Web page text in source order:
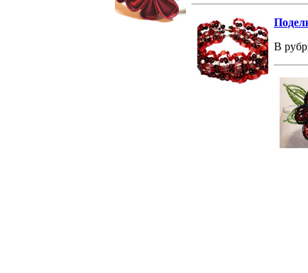
В